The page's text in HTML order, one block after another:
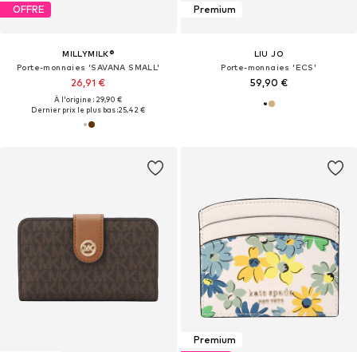
OFFRE
MILLYMILK®
Porte-monnaies 'SAVANA SMALL'
26,91 €
À l'origine : 29,90 €
Dernier prix le plus bas :25,42 €
Premium
LIU JO
Porte-monnaies 'ECS'
59,90 €
Premium